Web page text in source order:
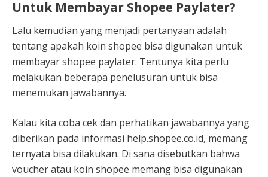
Untuk Membayar Shopee Paylater?
Lalu kemudian yang menjadi pertanyaan adalah
tentang apakah koin shopee bisa digunakan untuk
membayar shopee paylater. Tentunya kita perlu
melakukan beberapa penelusuran untuk bisa
menemukan jawabannya.
Kalau kita coba cek dan perhatikan jawabannya yang
diberikan pada informasi help.shopee.co.id, memang
ternyata bisa dilakukan. Di sana disebutkan bahwa
voucher atau koin shopee memang bisa digunakan